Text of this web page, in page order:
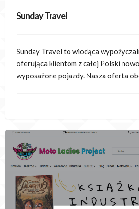
Sunday Travel
Sunday Travel to wiodąca
oferująca klientom z całej Polski
wyposażone pojazdy. Nasza oferta